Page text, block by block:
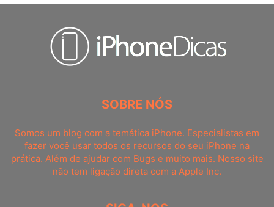
SOBRE NÓS
Somos um blog com a temática iPhone. Especialistas em
fazer você usar todos os recursos do seu iPhone na
prática. Além de ajudar com Bugs e muito mais. Nosso site
não tem ligação direta com a Apple Inc.